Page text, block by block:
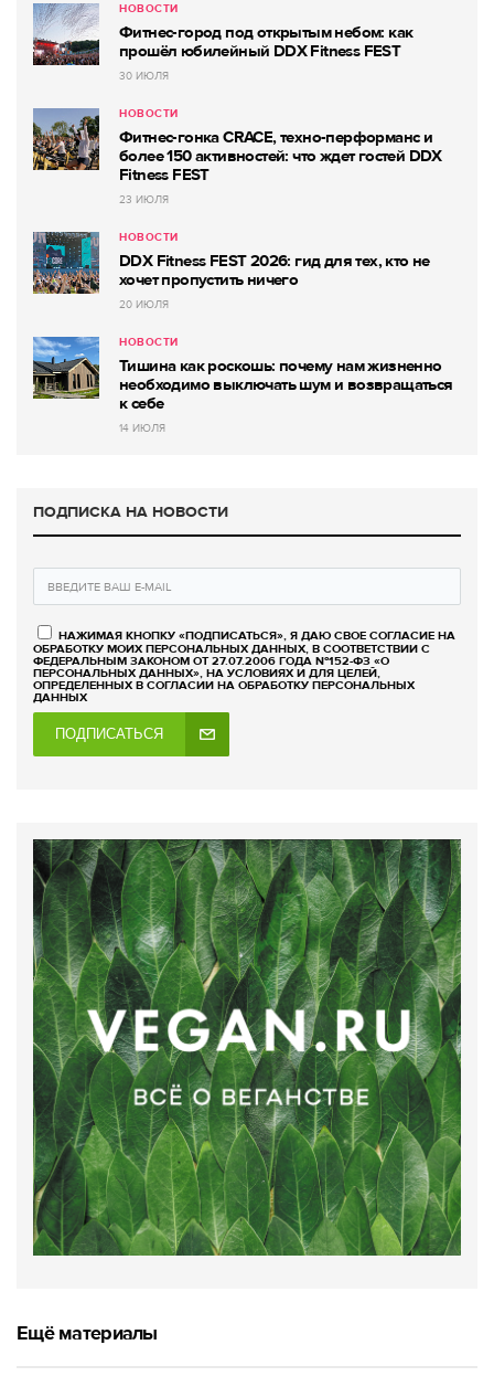
НОВОСТИ
Фитнес-город под открытым небом: как
прошёл юбилейный DDX Fitness FEST
30 ИЮЛЯ
НОВОСТИ
Фитнес-гонка CRACE, техно-перформанс и
более 150 активностей: что ждет гостей DDX
Fitness FEST
23 ИЮЛЯ
НОВОСТИ
DDX Fitness FEST 2026: гид для тех, кто не
хочет пропустить ничего
20 ИЮЛЯ
НОВОСТИ
Тишина как роскошь: почему нам жизненно
необходимо выключать шум и возвращаться
к себе
14 ИЮЛЯ
ПОДПИСКА НА НОВОСТИ
НАЖИМАЯ КНОПКУ «ПОДПИСАТЬСЯ», Я ДАЮ СВОЕ СОГЛАСИЕ НА
ОБРАБОТКУ МОИХ ПЕРСОНАЛЬНЫХ ДАННЫХ, В СООТВЕТСТВИИ С
ФЕДЕРАЛЬНЫМ ЗАКОНОМ ОТ 27.07.2006 ГОДА №152-ФЗ «О
ПЕРСОНАЛЬНЫХ ДАННЫХ», НА УСЛОВИЯХ И ДЛЯ ЦЕЛЕЙ,
ОПРЕДЕЛЕННЫХ В СОГЛАСИИ НА ОБРАБОТКУ ПЕРСОНАЛЬНЫХ
ДАННЫХ
ПОДПИСАТЬСЯ
Ещё материалы